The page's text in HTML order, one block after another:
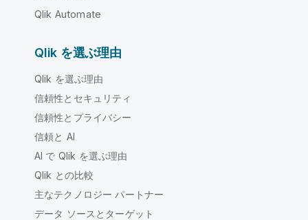
Qlik Automate
Qlik を選ぶ理由
Qlik を選ぶ理由
信頼性とセキュリティ
信頼性とプライバシー
信頼と AI
AI で Qlik を選ぶ理由
Qlik との比較
主なテクノロジー パートナー
データ ソースとターゲット